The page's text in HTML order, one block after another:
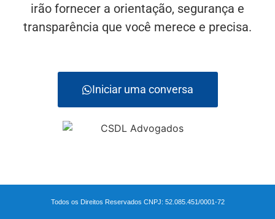
irão fornecer a orientação, segurança e
transparência que você merece e precisa.
Iniciar uma conversa
Todos os Direitos Reservados CNPJ: 52.085.451/0001-72